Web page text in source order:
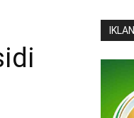
IKLAN